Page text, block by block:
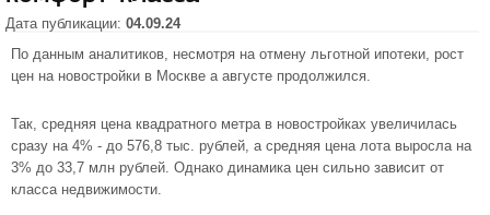
Дата публикации: 04.09.24
По данным аналитиков, несмотря на отмену льготной ипотеки, рост
цен на новостройки в Москве а августе продолжился.
Так, средняя цена квадратного метра в новостройках увеличилась
сразу на 4% - до 576,8 тыс. рублей, а средняя цена лота выросла на
3% до 33,7 млн рублей. Однако динамика цен сильно зависит от
класса недвижимости.